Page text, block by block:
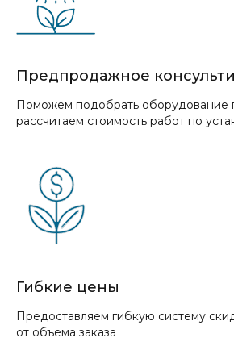
Предпродажное
Поможем подобрать оборудование
рассчитаем стоимость работ по
Гибкие цены
Предоставляем гибкую систему
от объема заказа